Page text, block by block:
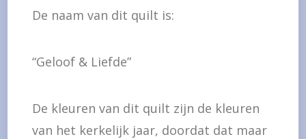
De naam van dit quilt is:
“Geloof & Liefde”
De kleuren van dit quilt zijn de kleuren
van het kerkelijk jaar, doordat dat maar